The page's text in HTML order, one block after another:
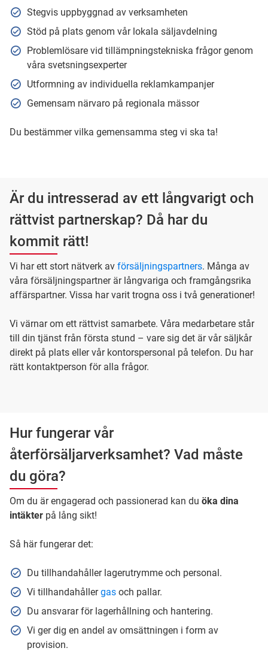
Stegvis uppbyggnad av verksamheten
Stöd på plats genom vår lokala säljavdelning
Problemlösare vid tillämpningstekniska frågor genom
våra svetsningsexperter
Utformning av individuella reklamkampanjer
Gemensam närvaro på regionala mässor
Du bestämmer vilka gemensamma steg vi ska ta!
Är du intresserad av ett långvarigt och
rättvist partnerskap? Då har du
kommit rätt!
Vi har ett stort nätverk av försäljningspartners. Många av
våra försäljningspartner är långvariga och framgångsrika
affärspartner. Vissa har varit trogna oss i två generationer!
Vi värnar om ett rättvist samarbete. Våra medarbetare står
till din tjänst från första stund – vare sig det är vår säljkår
direkt på plats eller vår kontorspersonal på telefon. Du har
rätt kontaktperson för alla frågor.
Hur fungerar vår
återförsäljarverksamhet? Vad måste
du göra?
Om du är engagerad och passionerad kan du öka dina
intäkter på lång sikt!
Så här fungerar det:
Du tillhandahåller lagerutrymme och personal.
Vi tillhandahållergas och pallar.
Du ansvarar för lagerhållning och hantering.
Vi ger dig en andel av omsättningen i form av
provision.